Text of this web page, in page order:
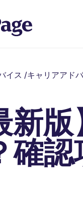
イス /キャリアアド
新
確